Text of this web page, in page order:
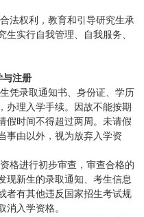
法权利，教育和引导研究生承
实行自我管理、自我服务、
注册
凭录取通知书、身份证、学历
办理入学手续。因故不能按期
假时间不得超过两周。未请假
事由以外，视为放弃入学资
格进行初步审查，审查合格的
现新生的录取通知、考生信息
者有其他违反国家招生考试规
消入学资格。